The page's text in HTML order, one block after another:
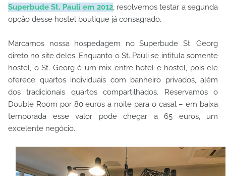
Superbude St. Pauli em 2012, resolvemos testar a segunda
opção desse hostel boutique já consagrado.
Marcamos nossa hospedagem no Superbude St. Georg
direto no site deles. Enquanto o St. Pauli se intitula somente
hostel, o St. Georg é um mix entre hotel e hostel, pois ele
oferece quartos individuais com banheiro privados, além
dos tradicionais quartos compartilhados. Reservamos o
Double Room por 80 euros a noite para o casal – em baixa
temporada esse valor pode chegar a 65 euros, um
excelente negócio.